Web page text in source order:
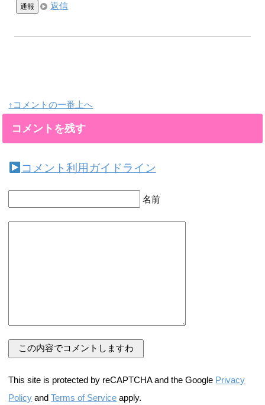
通報 返信
↑コメントの一番上へ
コメントを残す
コメント利用ガイドライン
名前
This site is protected by reCAPTCHA and the Google Privacy
Policy andTerms of Service apply.